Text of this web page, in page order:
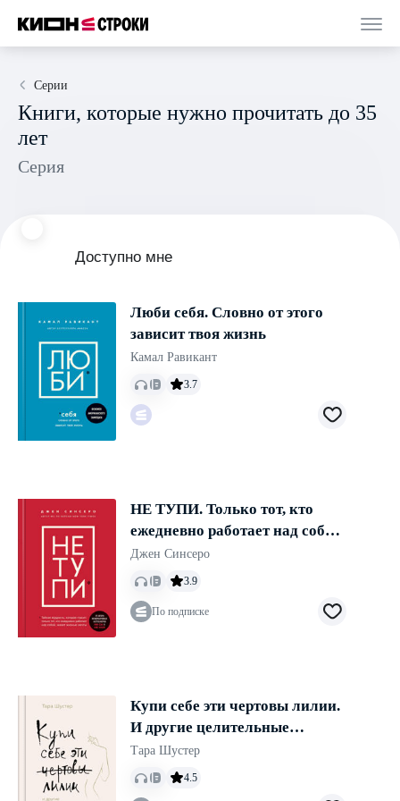
Серии
Книги, которые нужно прочитать до 35
лет
Серия
Доступно мне
Люби себя. Словно от этого
зависит твоя жизнь
Камал Равикант
3.7
НЕ ТУПИ. Только тот, кто
ежедневно работает над собой,
живет жизнью мечты
Джен Синсеро
3.9
По подписке
Купи себе эти чертовы лилии.
И другие целительные
ритуалы для настройки своей
жизни
Тара Шустер
4.5